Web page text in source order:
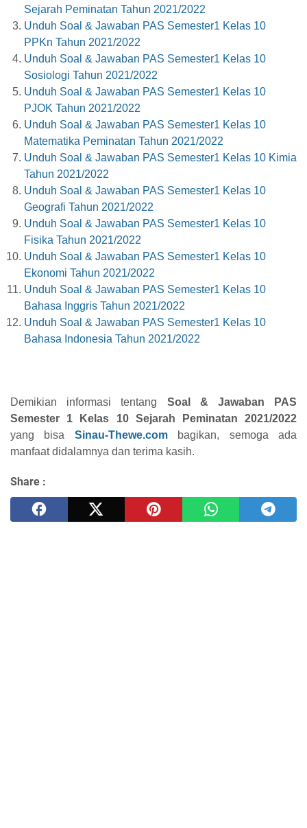
Sejarah Peminatan Tahun 2021/2022
Unduh Soal & Jawaban PAS Semester1 Kelas 10
PPKn Tahun 2021/2022
Unduh Soal & Jawaban PAS Semester1 Kelas 10
Sosiologi Tahun 2021/2022
Unduh Soal & Jawaban PAS Semester1 Kelas 10
PJOK Tahun 2021/2022
Unduh Soal & Jawaban PAS Semester1 Kelas 10
Matematika Peminatan Tahun 2021/2022
Unduh Soal & Jawaban PAS Semester1 Kelas 10 Kimia
Tahun 2021/2022
Unduh Soal & Jawaban PAS Semester1 Kelas 10
Geografi Tahun 2021/2022
Unduh Soal & Jawaban PAS Semester1 Kelas 10
Fisika Tahun 2021/2022
Unduh Soal & Jawaban PAS Semester1 Kelas 10
Ekonomi Tahun 2021/2022
Unduh Soal & Jawaban PAS Semester1 Kelas 10
Bahasa Inggris Tahun 2021/2022
Unduh Soal & Jawaban PAS Semester1 Kelas 10
Bahasa Indonesia Tahun 2021/2022
Demikian informasi tentang Soal & Jawaban PAS
Semester 1 Kelas 10 Sejarah Peminatan 2021/2022
yang bisa Sinau-Thewe.combagikan, semoga ada
manfaat didalamnya dan terima kasih.
Share :